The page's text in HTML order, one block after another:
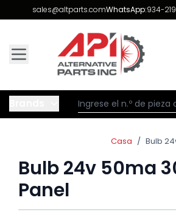
Skip to Content
sales@altparts.comWhatsApp:934-
Casa / Bulb
Bulb 24v 50ma
Panel